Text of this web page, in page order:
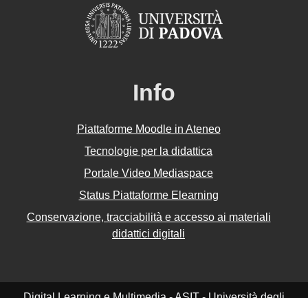
Info
Piattaforme Moodle in Ateneo
Tecnologie per la didattica
Portale Video Mediaspace
Status Piattaforme Elearning
Conservazione, tracciabilità e accesso ai materiali
didattici digitali